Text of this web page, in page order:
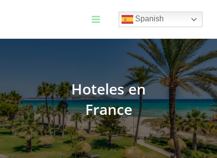
Main
Spanish
Hoteles en
France